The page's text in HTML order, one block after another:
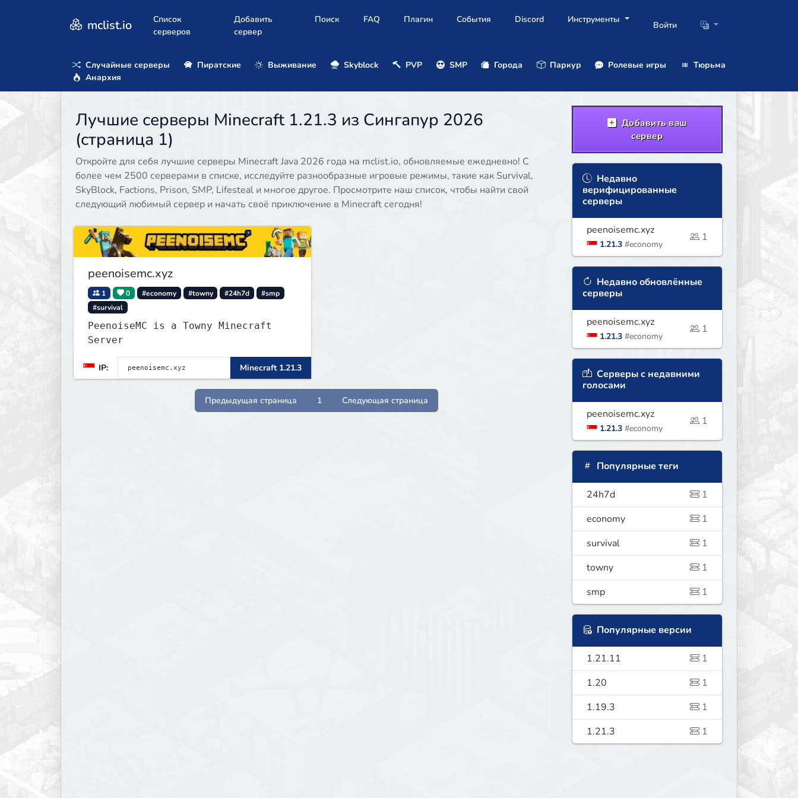
mclist.io
Список
серверов
Добавить
сервер
Поиск FAQ Плагин События Discord Инструменты
Войти
Случайные серверы Пиратские Выживание Skyblock PVP SMP Города Паркур Ролевые игры
Тюрьма
Анархия
Лучшие серверы Minecraft 1.21.3 из Сингапур 2026
(страница 1)
Откройте для себя лучшие серверы Minecraft Java 2026 года на mclist.io, обновляемые ежедневно! С
более чем 2500 серверами в списке, исследуйте разнообразные игровые режимы, такие как Survival,
SkyBlock, Factions, Prison, SMP, Lifesteal и многое другое. Просмотрите наш список, чтобы найти свой
следующий любимый сервер и начать своё приключение в Minecraft сегодня!
peenoisemc.xyz
1 0 #economy #towny #24h7d
#smp
#survival
PeenoiseMC is a Towny Minecraft
Server
IP: Minecraft 1.21.3
Предыдущая страница 1 Следующая страница
Добавить ваш
сервер
Недавно
верифицированные
серверы
peenoisemc.xyz
1.21.3 #economy
1
Недавно обновлённые
серверы
peenoisemc.xyz
1.21.3 #economy
1
Серверы с недавними
голосами
peenoisemc.xyz
1.21.3 #economy
1
Популярные теги
24h7d
1
economy
1
survival
1
towny
1
smp
1
Популярные версии
1.21.11
1
1.20
1
1.19.3
1
1.21.3
1